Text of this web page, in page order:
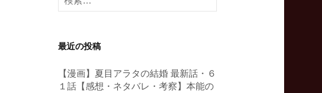
索:
最近の投稿
【漫画】夏目アラタの結婚 最新話・６
１話【感想・ネタバレ・考察】本能の